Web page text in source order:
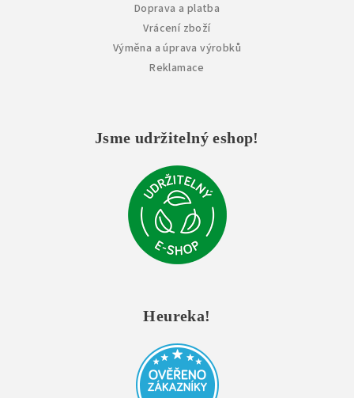
Doprava a platba
Vrácení zboží
Výměna a úprava výrobků
Reklamace
Jsme udržitelný eshop!
Heureka!